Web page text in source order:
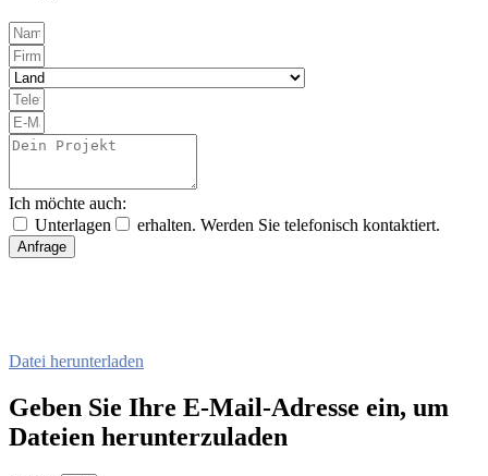
Ich möchte auch:
Unterlagen
erhalten. Werden Sie telefonisch kontaktiert.
Anfrage
Datei herunterladen
Geben Sie Ihre E-Mail-Adresse ein, um
Dateien herunterzuladen